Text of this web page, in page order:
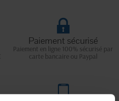
Paiement sécurisé
Paiement en ligne 100% sécurisé par
carte bancaire ou Paypal